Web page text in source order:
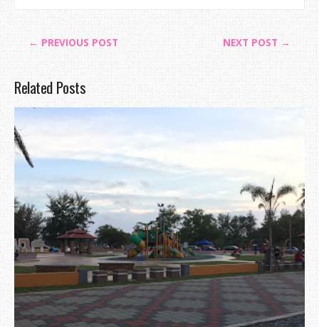
← PREVIOUS POST NEXT POST →
Related Posts